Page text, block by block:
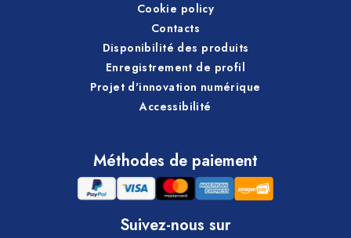
Cookie policy
Contacts
Disponibilité des produits
Enregistrement de profil
Projet d'innovation numérique
Accessibilité
Méthodes de paiement
Suivez-nous sur